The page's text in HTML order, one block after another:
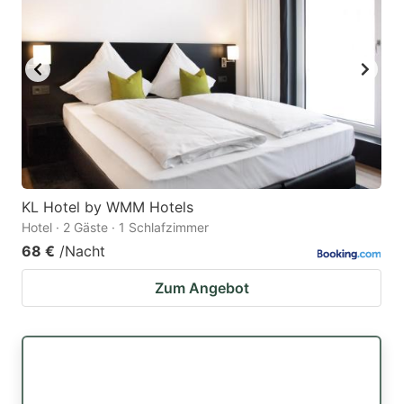
KL Hotel by WMM Hotels
Hotel · 2 Gäste · 1 Schlafzimmer
68 € /Nacht
Zum Angebot